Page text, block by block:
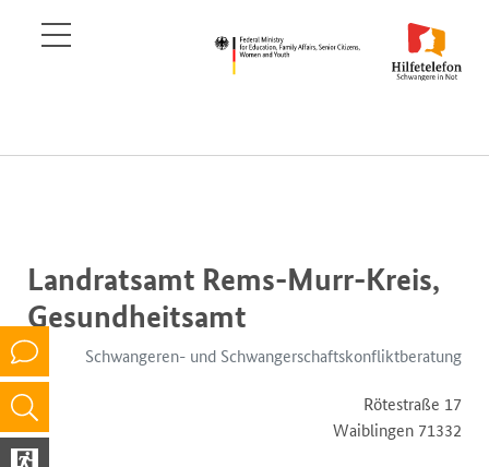
Landratsamt Rems-Murr-Kreis,
Gesundheitsamt
Schwangeren- und Schwangerschaftskonfliktberatung
Rötestraße 17
71332 Waiblingen